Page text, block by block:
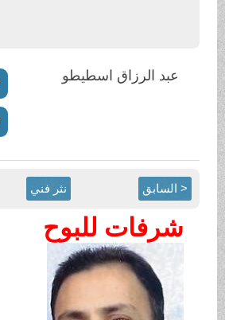
عبد الرزاق اسطيطو
< السابق نثر فني
شرفات للبوح